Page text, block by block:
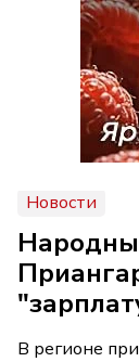
Новости
В регионе